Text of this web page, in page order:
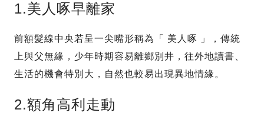
1.美人啄早離家
前額髮線中央若呈一尖嘴形稱為「 美人啄 」，傳統
上與父無緣，少年時期容易離鄉別井，往外地讀書、
生活的機會特別大，自然也較易出現異地情緣。
2.額角高利走動